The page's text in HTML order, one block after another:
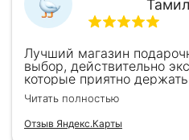
Лучший магазин
выбор, действительно
которые приятно
здесь уже второй раз для
всегда всё безупречно —
консультантами до
Однозначно рекомендую
Читать полностью
Отзыв Яндекс.Карты